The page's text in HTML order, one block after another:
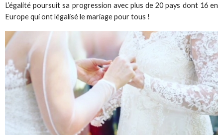
L’égalité poursuit sa progression avec plus de 20 pays dont 16 en
Europe qui ont légalisé le mariage pour tous !